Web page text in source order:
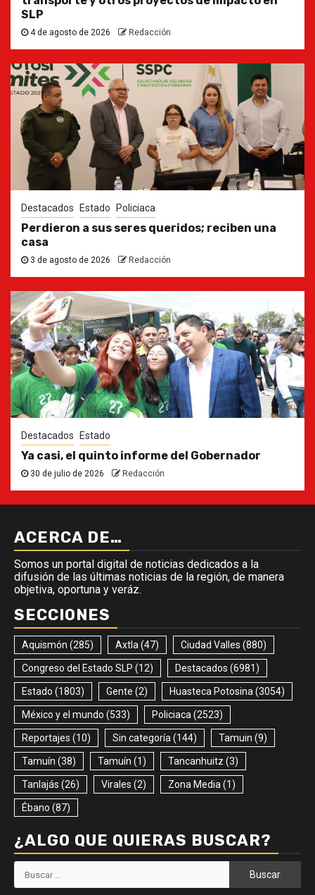
SLP
4 de agosto de 2026 Redacción
Destacados Estado Policiaca
Perdieron a sus seres queridos; reciben una
casa
3 de agosto de 2026 Redacción
Destacados Estado
Ya casi, el quinto informe del Gobernador
30 de julio de 2026 Redacción
ACERCA DE…
Somos un portal digital de noticias dedicados a la
difusión de las últimas noticias de la región, de manera
objetiva, oportuna y veráz.
SECCIONES
Aquismón (285) Axtla (47) Ciudad Valles (880)
Congreso del Estado SLP (12) Destacados (6981)
Estado (1803) Gente (2) Huasteca Potosina (3054)
México y el mundo (533) Policiaca (2523)
Reportajes (10) Sin categoría (144) Tamuin (9)
Tamuín (38) Tamuín (1) Tancanhuitz (3)
Tanlajás (26) Virales (2) Zona Media (1)
Ébano (87)
¿ALGO QUE QUIERAS BUSCAR?
Buscar: